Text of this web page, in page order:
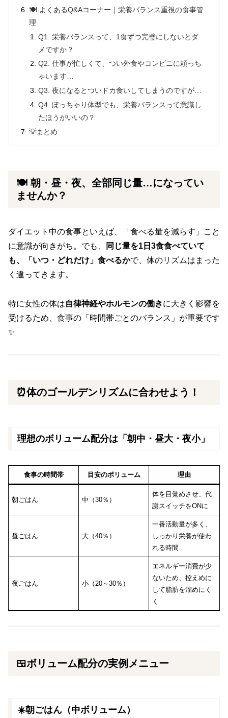
🍽️ よくあるQ&Aコーナー｜栄養バランス重視の食事管
理
Q1. 栄養バランスって、1食ずつ完璧にしないとダ
メですか？
Q2. 仕事が忙しくて、つい外食やコンビニに頼っち
ゃいます…
Q3. 夜になるとついドカ食いしてしまうのですが…
Q4. ぽっちゃり体型でも、栄養バランスって意識し
たほうがいいの？
💡まとめ
🍽️ 朝・昼・夜、全部同じ量…になってい
ませんか？
ダイエット中の食事といえば、「食べる量を減らす」こと
に意識が向きがち。でも、
同じ量を1日3食食べていて
も、「いつ・どれだけ」食べるかで、体のリズムはまった
く違ってきます。
特に女性の体は自律神経やホルモンの働きに大きく影響を
受けるため、食事の「時間帯ごとのバランス」が重要です
✨
⏰体のゴールデンリズムに合わせよう！
理想のボリューム配分は「朝中・昼大・夜小」
食事の時間帯 目安のボリューム 理由
朝ごはん 中（30％）
体を目覚めさせ、代
謝スイッチをONに
昼ごはん 大（40％）
一番活動量が多く、
しっかり栄養が使わ
れる時間
夜ごはん 小（20～30％）
エネルギー消費が少
ないため、控えめに
して脂肪を溜めにく
く
🍱ボリューム配分の実例メニュー
☀️朝ごはん（中ボリューム）